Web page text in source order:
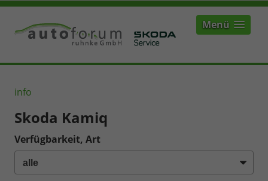
Menü
info
Skoda Kamiq
Verfügbarkeit, Art